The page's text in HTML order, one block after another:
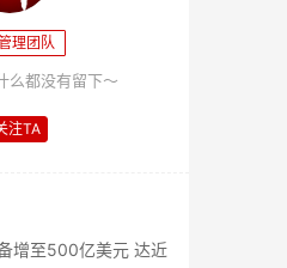
理团队
么都没有留下～
注TA
增至500亿美元 达近